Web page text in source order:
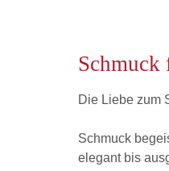
Schmuck
Die Liebe zum
Schmuck
elegant bis